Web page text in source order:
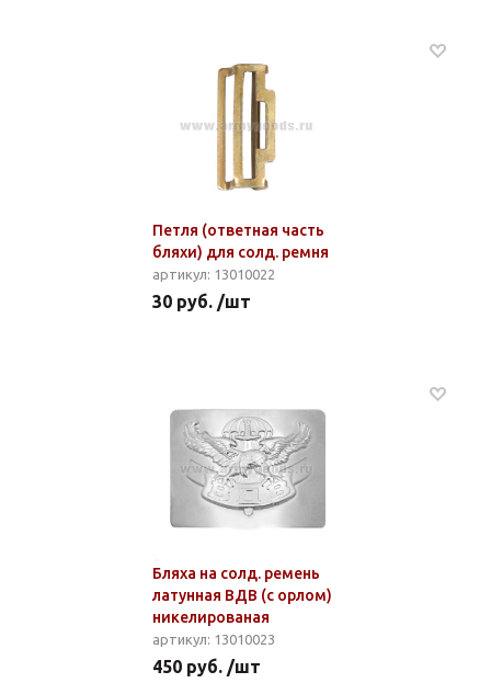
Петля (ответная часть
бляхи) для солд. ремня
артикул: 13010022
30 руб. /шт
Бляха на солд. ремень
латунная ВДВ (с орлом)
никелированая
артикул: 13010023
450 руб. /шт